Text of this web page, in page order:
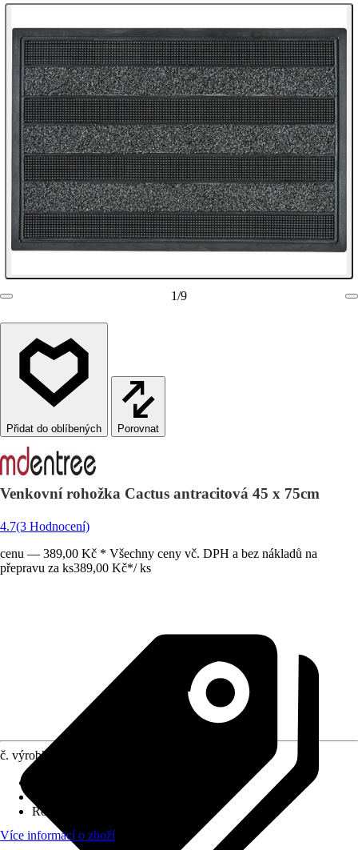
1/9
Porovnat
Venkovní rohožka Cactus antracitová 45 x 75cm
4.7(3 Hodnocení)
cenu — 389,00 Kč * Všechny ceny vč. DPH a bez nákladů na
přepravu za ks389,00 Kč*/ ks
č. výrobku
Rozměry (ŠxD)
Více informací o zboží